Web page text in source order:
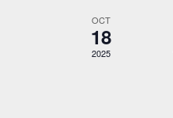
OCT
18
2025